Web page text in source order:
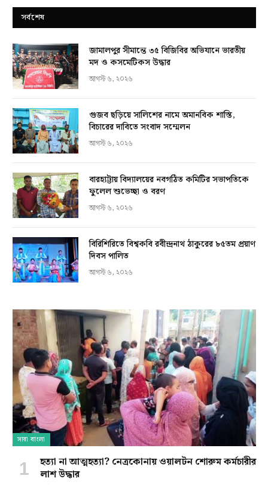
সর্বশেষ
জামালপুর সীমান্তে ৩৫ বিজিবির অভিযানে ভারতীয়
মদ ও কসমেটিকস উদ্ধার
আগস্ট ৬, ২০২৬
গুজব ছড়িয়ে সালিশের নামে অমানবিক শাস্তি,
বিচারের দাবিতে সংবাদ সম্মেলন
আগস্ট ৬, ২০২৬
বারহাট্টায় বিদ্যালয়ের নবগঠিত কমিটির সভাপতিকে
ফুলেল শুভেচ্ছা ও বরণ
আগস্ট ৬, ২০২৬
বিরিশিরিতে বিশ্বকবি রবীন্দ্রনাথ ঠাকুরের ৮৫তম প্রয়াণ
দিবস পালিত
আগস্ট ৬, ২০২৬
সারা বাংলা
হত্যা না আত্মহত্যা? নেত্রকোনায় ওয়ালটন শোরুম কর্মচারীর
লাশ উদ্ধার